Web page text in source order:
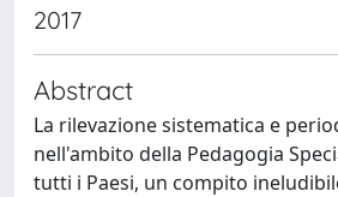
2017
Abstract
La rilevazione sistematica e
nell'ambito della Pedagogia
tutti i Paesi, un compito